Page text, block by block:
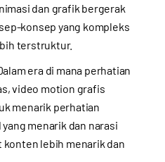
dan grafik bergerak
konsep yang kompleks
terstruktur.
era di mana perhatian
video motion grafis
menarik perhatian
menarik dan narasi
konten lebih menarik dan